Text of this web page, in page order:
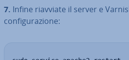
7. Infine riavviate il server e
con­fi­gu­ra­zio­ne: